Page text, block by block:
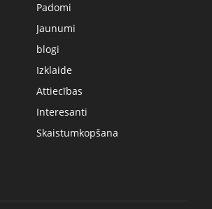
Padomi
Jaunumi
blogi
Izklaide
Attiecības
Interesanti
Skaistumkopšana